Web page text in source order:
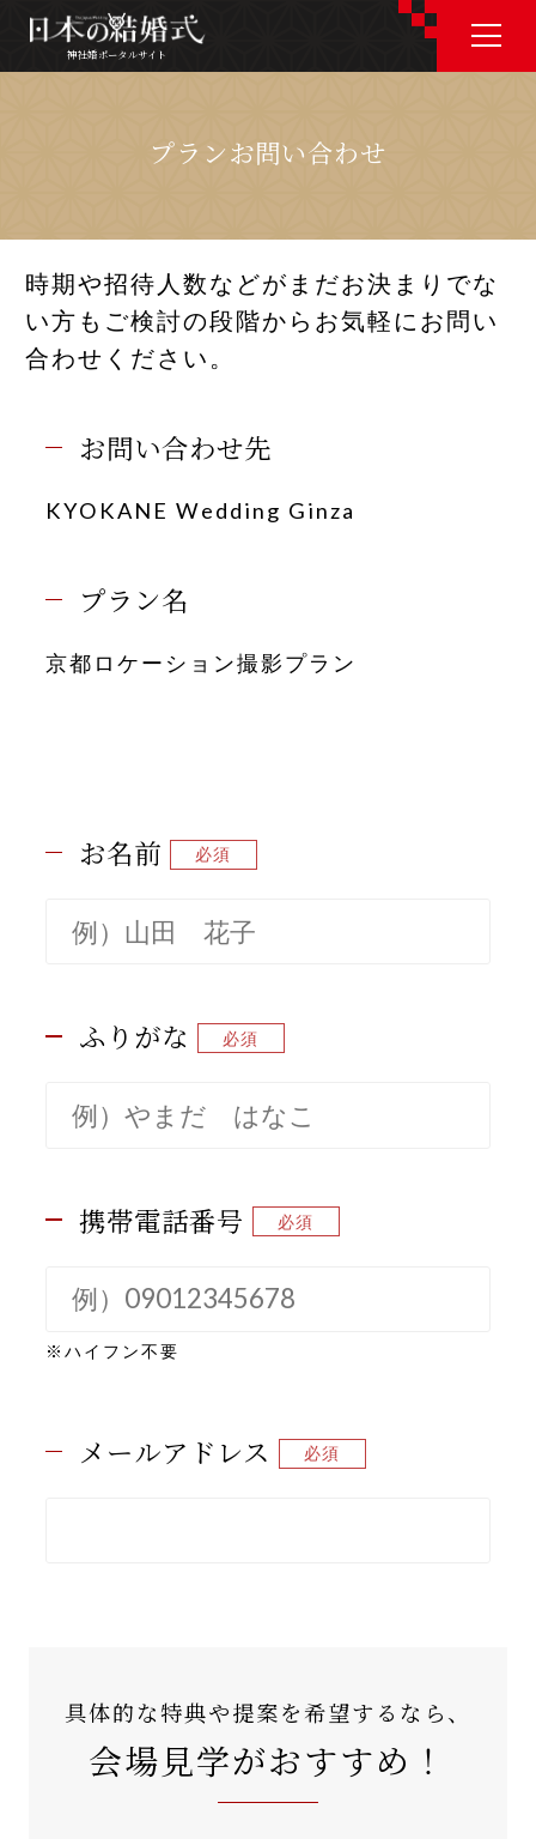
神社婚会場を探す
クリップリスト
神社婚ポータルサイト
プランお問い合わせ
時期や招待人数などがまだお決まりでな
い方もご検討の段階からお気軽にお問い
合わせください。
お問い合わせ先
KYOKANE Wedding Ginza
プラン名
京都ロケーション撮影プラン
お名前
ふりがな
携帯電話番号
※ハイフン不要
メールアドレス
具体的な特典や提案を希望するなら、
会場見学がおすすめ！